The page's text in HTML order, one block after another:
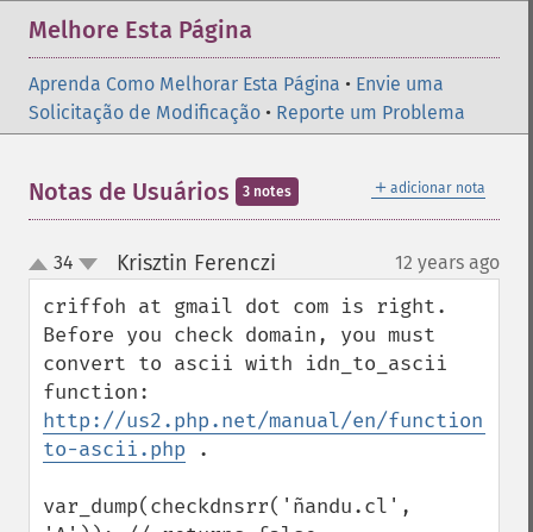
Melhore Esta Página
Aprenda Como Melhorar Esta Página • Envie uma
Solicitação de Modificação • Reporte um Problema
＋ adicionar nota
Notas de Usuários 3 notes
up
down
34 Krisztin Ferenczi 12 years ago
criffoh at gmail dot com is right.
Before you check domain, you must
convert to ascii with idn_to_ascii
http://us2.php.net/manual/en/
to-ascii.php .
var_dump(checkdnsrr('ñandu.cl',